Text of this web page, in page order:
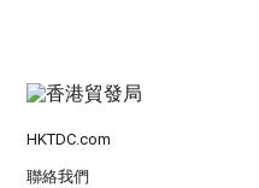
HKTDC.com
聯絡我們